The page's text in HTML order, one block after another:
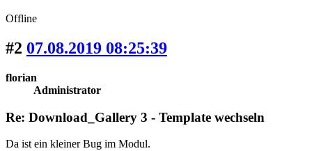
Offline
#2 07.08.2019 08:25:39
florian
Administrator
Re: Download_Gallery 3 - Template wechseln
Da ist ein kleiner Bug im Modul.